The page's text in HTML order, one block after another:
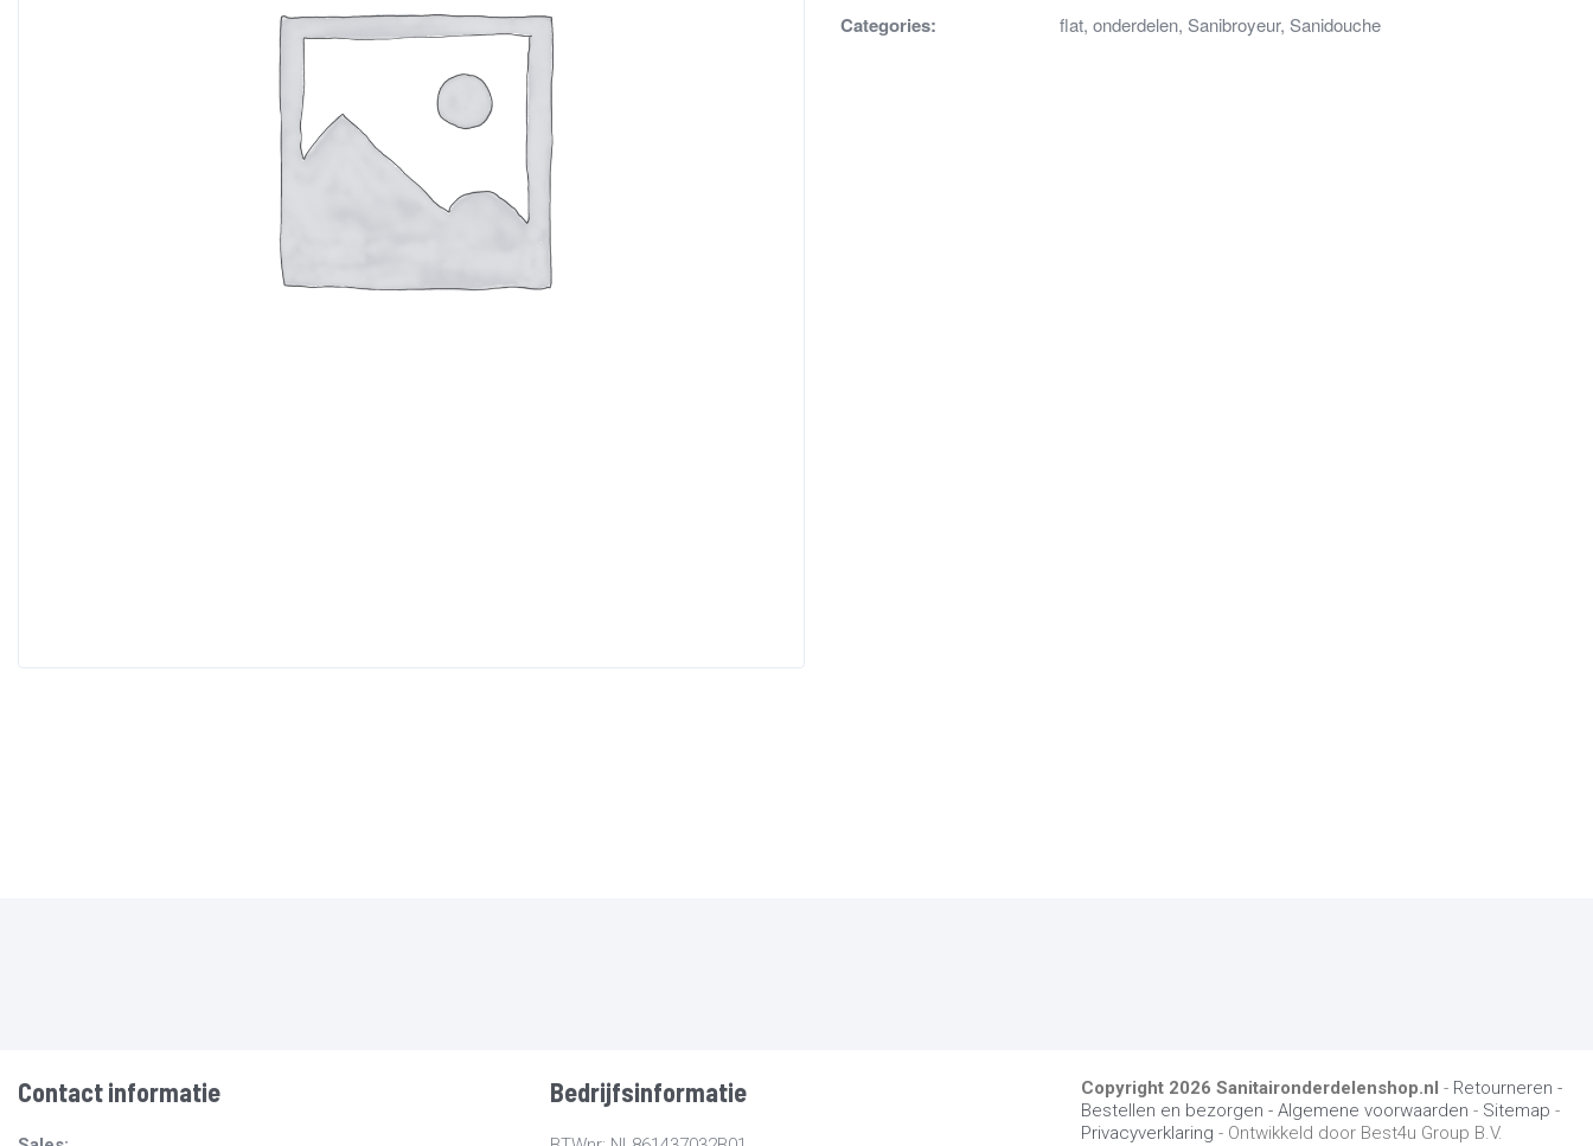
Categories: flat,onderdelen, Sanibroyeur, Sanidouche
Contact informatie Bedrijfsinformatie Copyright 2026 Sanitaironderdelenshop.nl - Retourneren -
Bestellen en bezorgen -Algemene voorwaarden - Sitemap -
Privacyverklaring - Ontwikkeld door Best4u Group B.V.